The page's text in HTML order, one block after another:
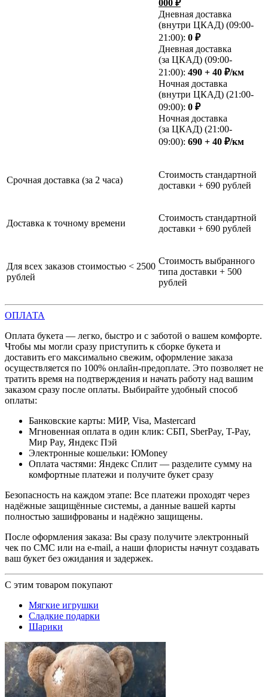
000 ₽
Дневная доставка
(внутри ЦКАД) (09:00-
21:00): 0 ₽
Дневная доставка
(за ЦКАД) (09:00-
21:00): 490 + 40 ₽/км
Ночная доставка
(внутри ЦКАД) (21:00-
09:00): 0 ₽
Ночная доставка
(за ЦКАД) (21:00-
09:00): 690 + 40 ₽/км
Срочная доставка (за 2 часа)
Стоимость стандартной
доставки + 690 рублей
Доставка к точному времени
Стоимость стандартной
доставки + 690 рублей
Для всех заказов стоимостью < 2500
рублей
Стоимость выбранного
типа доставки + 500
рублей
ОПЛАТА
Оплата букета — легко, быстро и с заботой о вашем комфорте.
Чтобы мы могли сразу приступить к сборке букета и
доставить его максимально свежим, оформление заказа
осуществляется по 100% онлайн-предоплате. Это позволяет не
тратить время на подтверждения и начать работу над вашим
заказом сразу после оплаты. Выбирайте удобный способ
оплаты:
Банковские карты: МИР, Visa, Mastercard
Мгновенная оплата в один клик: СБП, SberPay, T-Pay,
Мир Pay, Яндекс Пэй
Электронные кошельки: ЮMoney
Оплата частями: Яндекс Сплит — разделите сумму на
комфортные платежи и получите букет сразу
Безопасность на каждом этапе: Все платежи проходят через
надёжные защищённые системы, а данные вашей карты
полностью зашифрованы и надёжно защищены.
После оформления заказа: Вы сразу получите электронный
чек по СМС или на e-mail, а наши флористы начнут создавать
ваш букет без ожидания и задержек.
С этим товаром покупают
Мягкие игрушки
Сладкие подарки
Шарики